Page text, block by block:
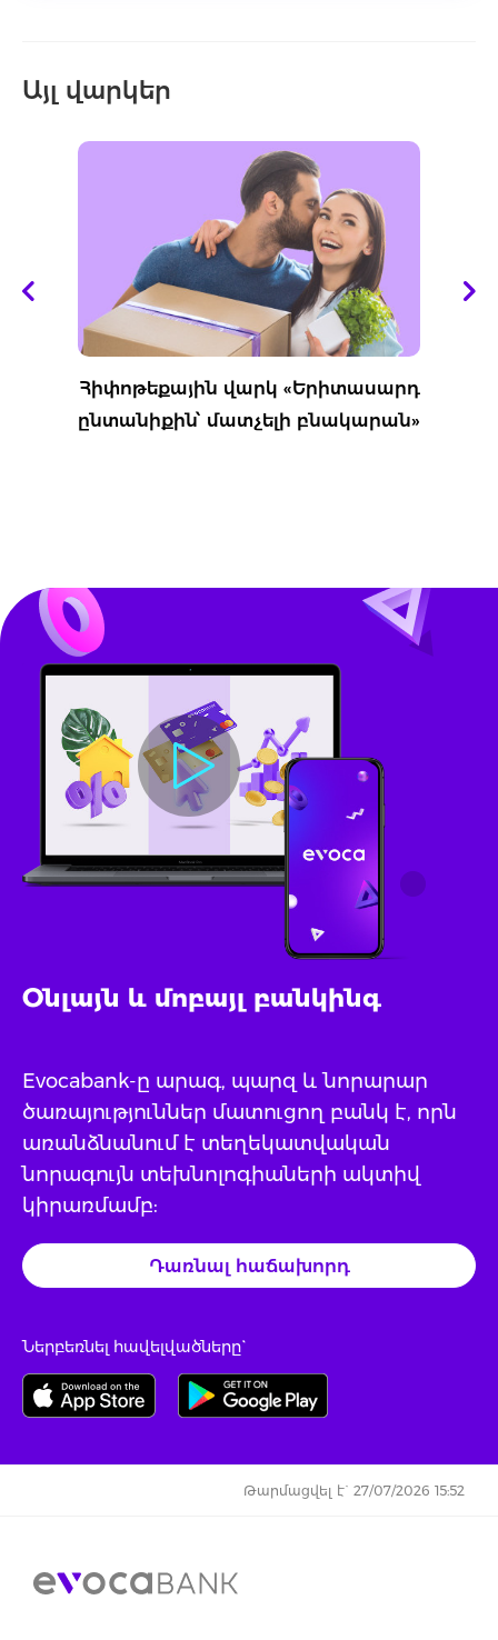
Այլ վարկեր
Հիփոթեքային վարկ «Երիտասարդ
ընտանիքին՝ մատչելի բնակարան»
Օնլայն և մոբայլ բանկինգ
Evocabank-ը արագ, պարզ և նորարար
ծառայություններ մատուցող բանկ է, որն
առանձնանում է տեղեկատվական
նորագույն տեխնոլոգիաների ակտիվ
կիրառմամբ:
Դառնալ հաճախորդ
Ներբեռնել հավելվածները`
Թարմացվել է` 27/07/2026 15:52